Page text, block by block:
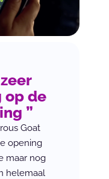
de
”
Goat
opening
maar nog
helemaal